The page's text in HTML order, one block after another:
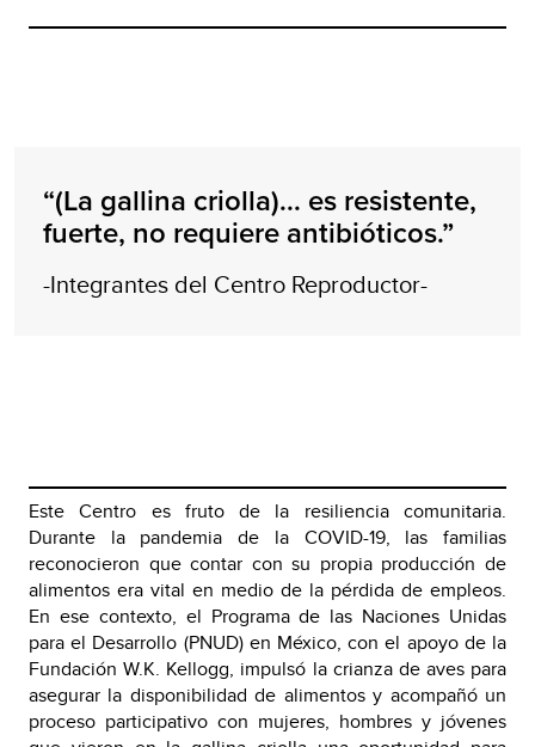
“(La gallina criolla)... es resistente,
fuerte, no requiere antibióticos.”
-Integrantes del Centro Reproductor-
Este Centro es fruto de la resiliencia comunitaria.
Durante la pandemia de la COVID-19, las familias
reconocieron que contar con su propia producción de
alimentos era vital en medio de la pérdida de empleos.
En ese contexto, el Programa de las Naciones Unidas
para el Desarrollo (PNUD) en México, con el apoyo de la
Fundación W.K. Kellogg, impulsó la crianza de aves para
asegurar la disponibilidad de alimentos y acompañó un
proceso participativo con mujeres, hombres y jóvenes